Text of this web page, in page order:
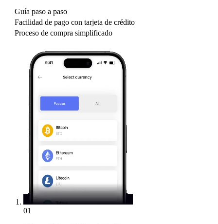
Guía paso a paso
Facilidad de pago con tarjeta de crédito
Proceso de compra simplificado
01